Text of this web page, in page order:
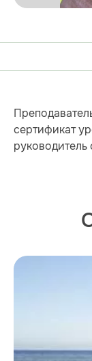
сертификат
руководитель